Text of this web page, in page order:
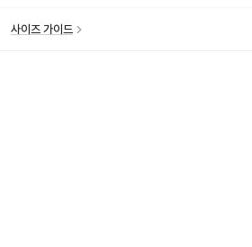
사이즈 가이드